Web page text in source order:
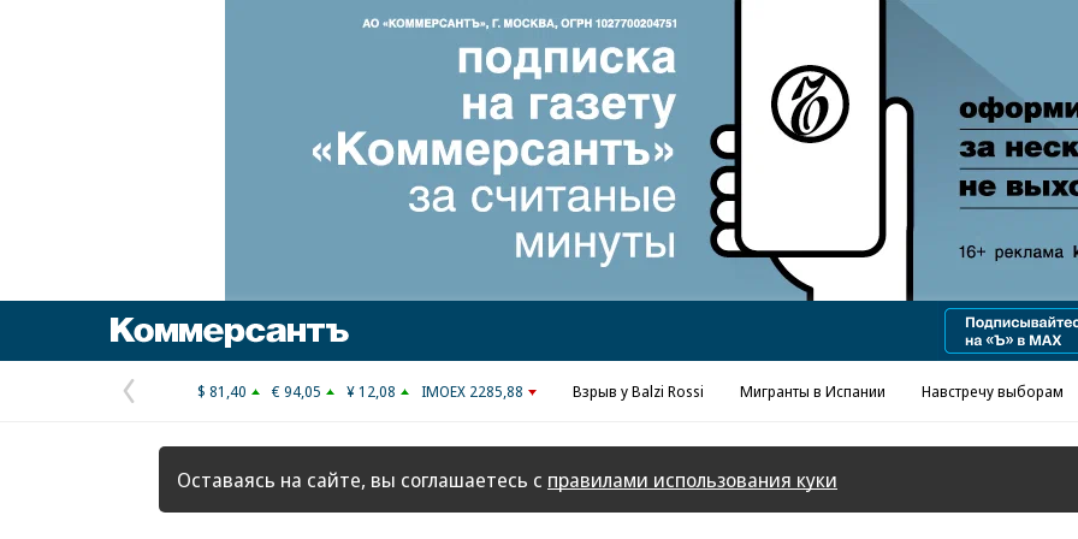
Предыдущая
страница
$ 81,40 € 94,05 ¥ 12,08 IMOEX 2285,88 Взрыв у Balzi Rossi Мигранты в Испании Навстречу выборам
Оставаясь на сайте, вы соглашаетесь с правилами использования куки